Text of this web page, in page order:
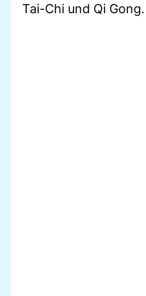
Tai-Chi und Qi Gong.